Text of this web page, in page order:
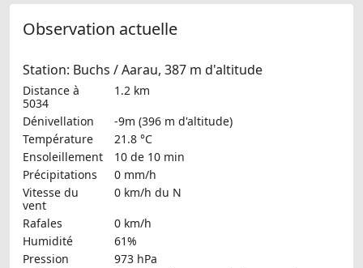
Observation actuelle
Station: Buchs / Aarau, 387 m d'altitude
Distance à
5034
1.2 km
Dénivellation
-9m (396 m d'altitude)
Température
21.8 °C
Ensoleillement
10 de 10 min
Précipitations
0 mm/h
Vitesse du
vent
0 km/h du N
Rafales
0 km/h
Humidité
61%
Pression
973 hPa